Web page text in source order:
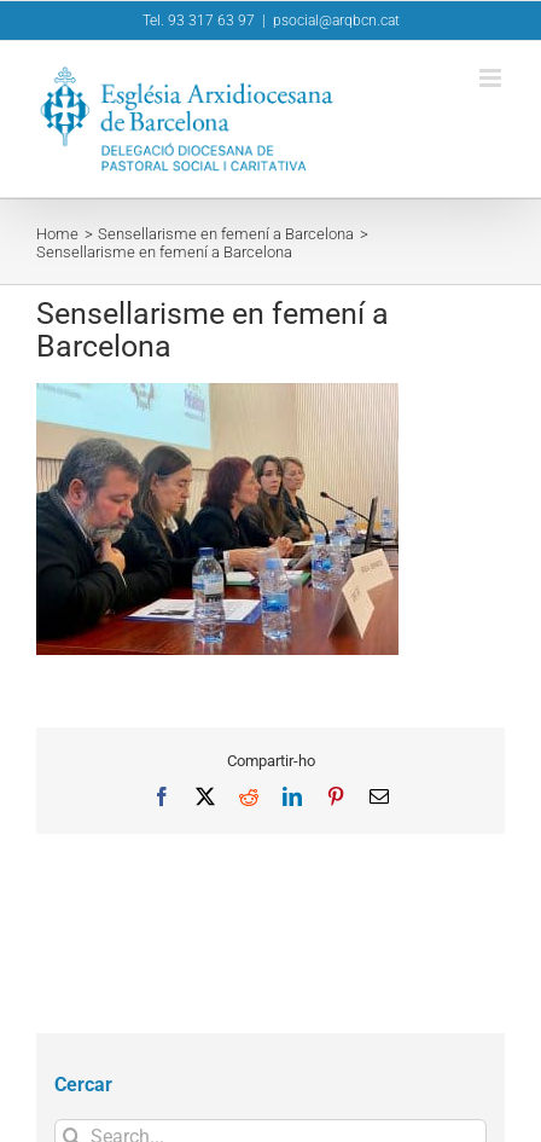
to
Tel. 93 317 63 97 psocial@arqbcn.cat
Home
Sensellarisme en femení a Barcelona
Sensellarisme en femení a Barcelona
Sensellarisme en femení a
Barcelona
Compartir-ho
Facebook RedditLinkedInPinterestEmail
Cercar
Search